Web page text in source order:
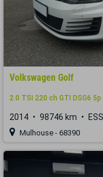
Volkswagen Golf
2.0 TSI 220 ch GTI DSG6
2014 98746 km
Mulhouse - 68390